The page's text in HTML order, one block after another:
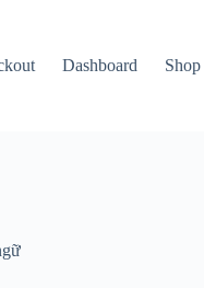
Dashboard Shop